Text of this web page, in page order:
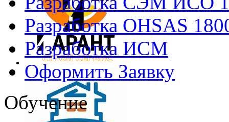
Разработка OHSAS
Разработка ИСМ
Оформить Заявку
Обучение